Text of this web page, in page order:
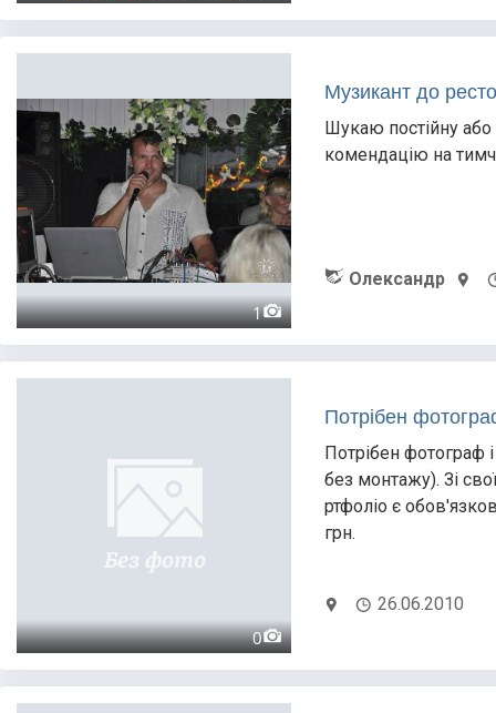
1
Музикант до
Шукаю постійну або
комендацію на
Олександр
0
Потрібен
Потрібен фотограф
без монтажу). Зі
ртфоліо є
грн.
26.06.2010